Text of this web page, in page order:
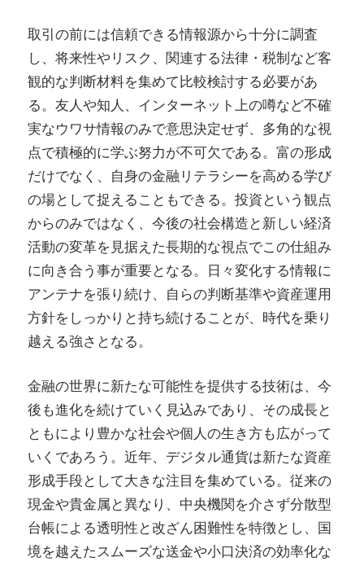
取引の前には信頼できる情報源から十分に調査
し、将来性やリスク、関連する法律・税制など客
観的な判断材料を集めて比較検討する必要があ
る。友人や知人、インターネット上の噂など不確
実なウワサ情報のみで意思決定せず、多角的な視
点で積極的に学ぶ努力が不可欠である。富の形成
だけでなく、自身の金融リテラシーを高める学び
の場として捉えることもできる。投資という観点
からのみではなく、今後の社会構造と新しい経済
活動の変革を見据えた長期的な視点でこの仕組み
に向き合う事が重要となる。日々変化する情報に
アンテナを張り続け、自らの判断基準や資産運用
方針をしっかりと持ち続けることが、時代を乗り
越える強さとなる。
金融の世界に新たな可能性を提供する技術は、今
後も進化を続けていく見込みであり、その成長と
ともにより豊かな社会や個人の生き方も広がって
いくであろう。近年、デジタル通貨は新たな資産
形成手段として大きな注目を集めている。従来の
現金や貴金属と異なり、中央機関を介さず分散型
台帳による透明性と改ざん困難性を特徴とし、国
境を越えたスムーズな送金や小口決済の効率化な